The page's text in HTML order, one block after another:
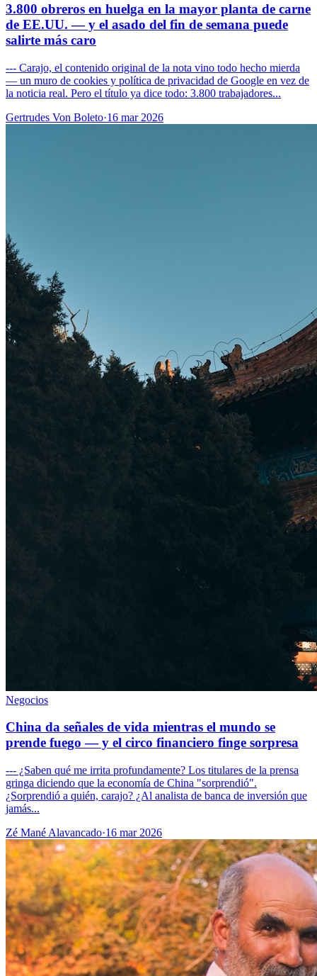
3.800 obreros en huelga en la mayor planta de carne
de EE.UU. — y el asado del fin de semana puede
salirte más caro
--- Carajo, el contenido original de la nota vino todo hecho mierda
— un muro de cookies y política de privacidad de Google en vez de
la noticia real. Pero el título ya dice todo: 3.800 trabajadores...
Gertrudes Von Boleto·16 mar 2026
Negocios
China da señales de vida mientras el mundo se
prende fuego — y el circo financiero finge sorpresa
--- ¿Saben qué me irrita profundamente? Los titulares de la prensa
gringa diciendo que la economía de China "sorprendió".
¿Sorprendió a quién, carajo? ¿Al analista de banca de inversión que
jamás...
Zé Mané Alavancado·16 mar 2026